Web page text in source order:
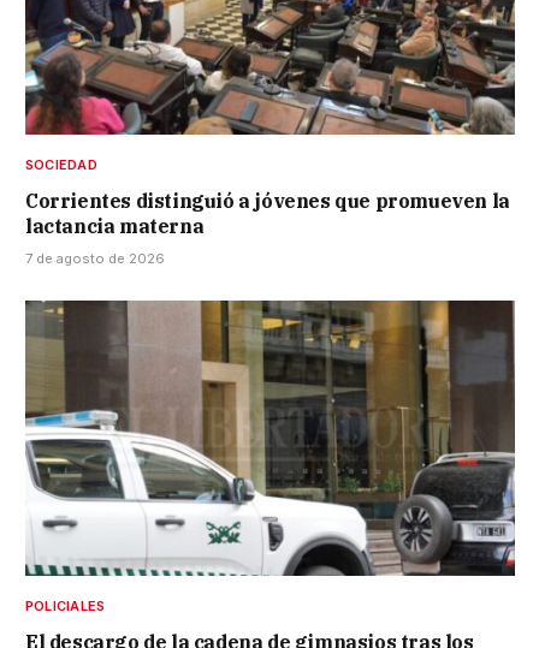
SOCIEDAD
Corrientes distinguió a jóvenes que promueven la
lactancia materna
7 de agosto de 2026
POLICIALES
El descargo de la cadena de gimnasios tras los